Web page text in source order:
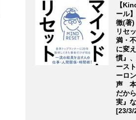
【
ール
徹(著)
リセ
満・
に変
慣』
ース
ーロ
声 本
だか
実』
[23/3/